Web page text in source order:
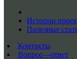
Истории
Полезные
Контакты
Вопрос—ответ